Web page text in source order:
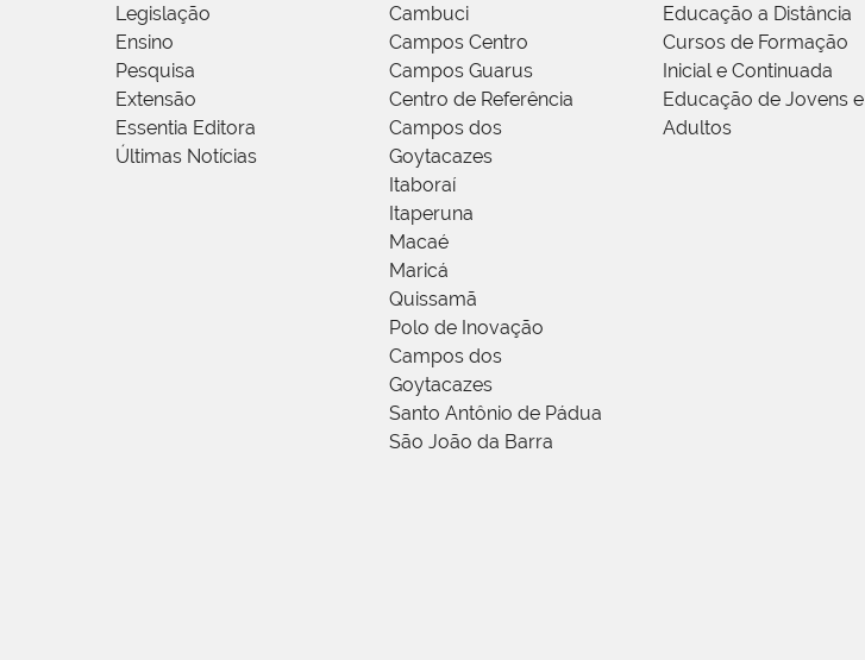
Legislação
Ensino
Pesquisa
Extensão
Essentia Editora
Últimas Notícias
Cambuci
Campos Centro
Campos Guarus
Centro de Referência
Campos dos
Goytacazes
Itaboraí
Itaperuna
Macaé
Maricá
Quissamã
Polo de Inovação
Campos dos
Goytacazes
Santo Antônio de Pádua
São João da Barra
Educação a Distância
Cursos de Formação
Inicial e Continuada
Educação de Jovens e
Adultos